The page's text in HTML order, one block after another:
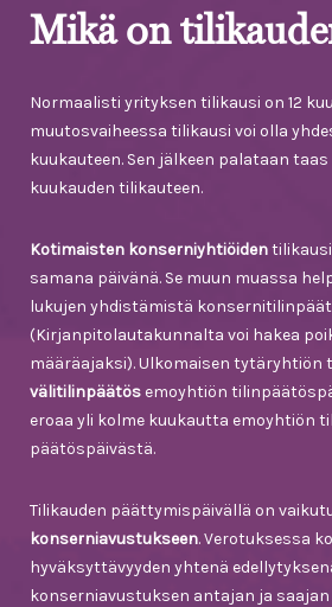
Mikä on
Normaalisti yrityksen tilikausi on 12
muutosvaiheessa tilikausi voi olla
kuukauteen. Sen jälkeen palataan taas
kuukauden tilikauteen.
Kotimaisten konserniyhtiöiden
samana päivänä. Se muun muassa
lukujen yhdistämistä
(Kirjanpitolautakunnalta voi hakea
määräajaksi). Ulkomaisen tytäryhtiön
välitilinpäätös emoyhtiön
eroaa yli kolme kuukautta emoyhtiön
päätöspäivästä.
Tilikauden päättymispäivällä on
konserniavustukseen. Verotuksessa
hyväksyttävyyden yhtenä
konserniavustuksen antajan ja